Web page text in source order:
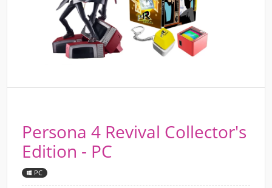
Persona 4 Revival Collector's
Edition - PC
PC